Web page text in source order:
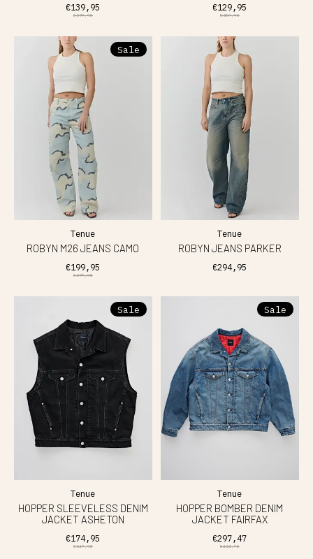
€139,95
€279,95
€129,95
€259,95
Sale
Tenue
ROBYN M26 JEANS CAMO
€199,95
€279,95
Tenue
ROBYN JEANS PARKER
€294,95
Sale
Tenue
HOPPER SLEEVELESS DENIM
JACKET ASHETON
€174,95
€349,95
Sale
Tenue
HOPPER BOMBER DENIM
JACKET FAIRFAX
€297,47
€424,95